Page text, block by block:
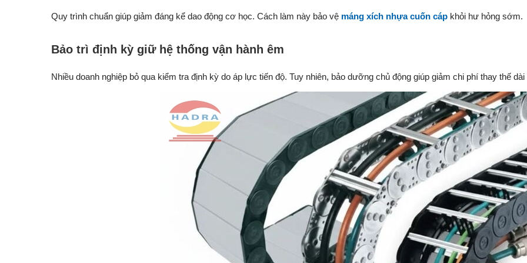
Quy trình chuẩn giúp giảm đáng kể dao động cơ học. Cách làm này bảo vệ máng xích nhựa cuốn cáp khỏi hư hỏng sớm.
Bảo trì định kỳ giữ hệ thống vận hành êm
Nhiều doanh nghiệp bỏ qua kiểm tra định kỳ do áp lực tiến độ. Tuy nhiên, bảo dưỡng chủ động giúp giảm chi phí thay thế dài